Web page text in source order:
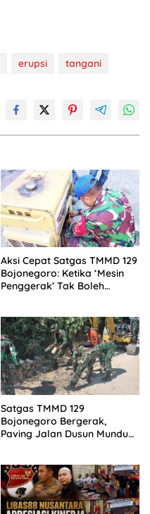
erupsi tangani
Aksi Cepat Satgas TMMD 129
Bojonegoro: Ketika ‘Mesin
Penggerak’ Tak Boleh
Satgas TMMD 129
Bojonegoro Bergerak,
Paving Jalan Dusun Mundu